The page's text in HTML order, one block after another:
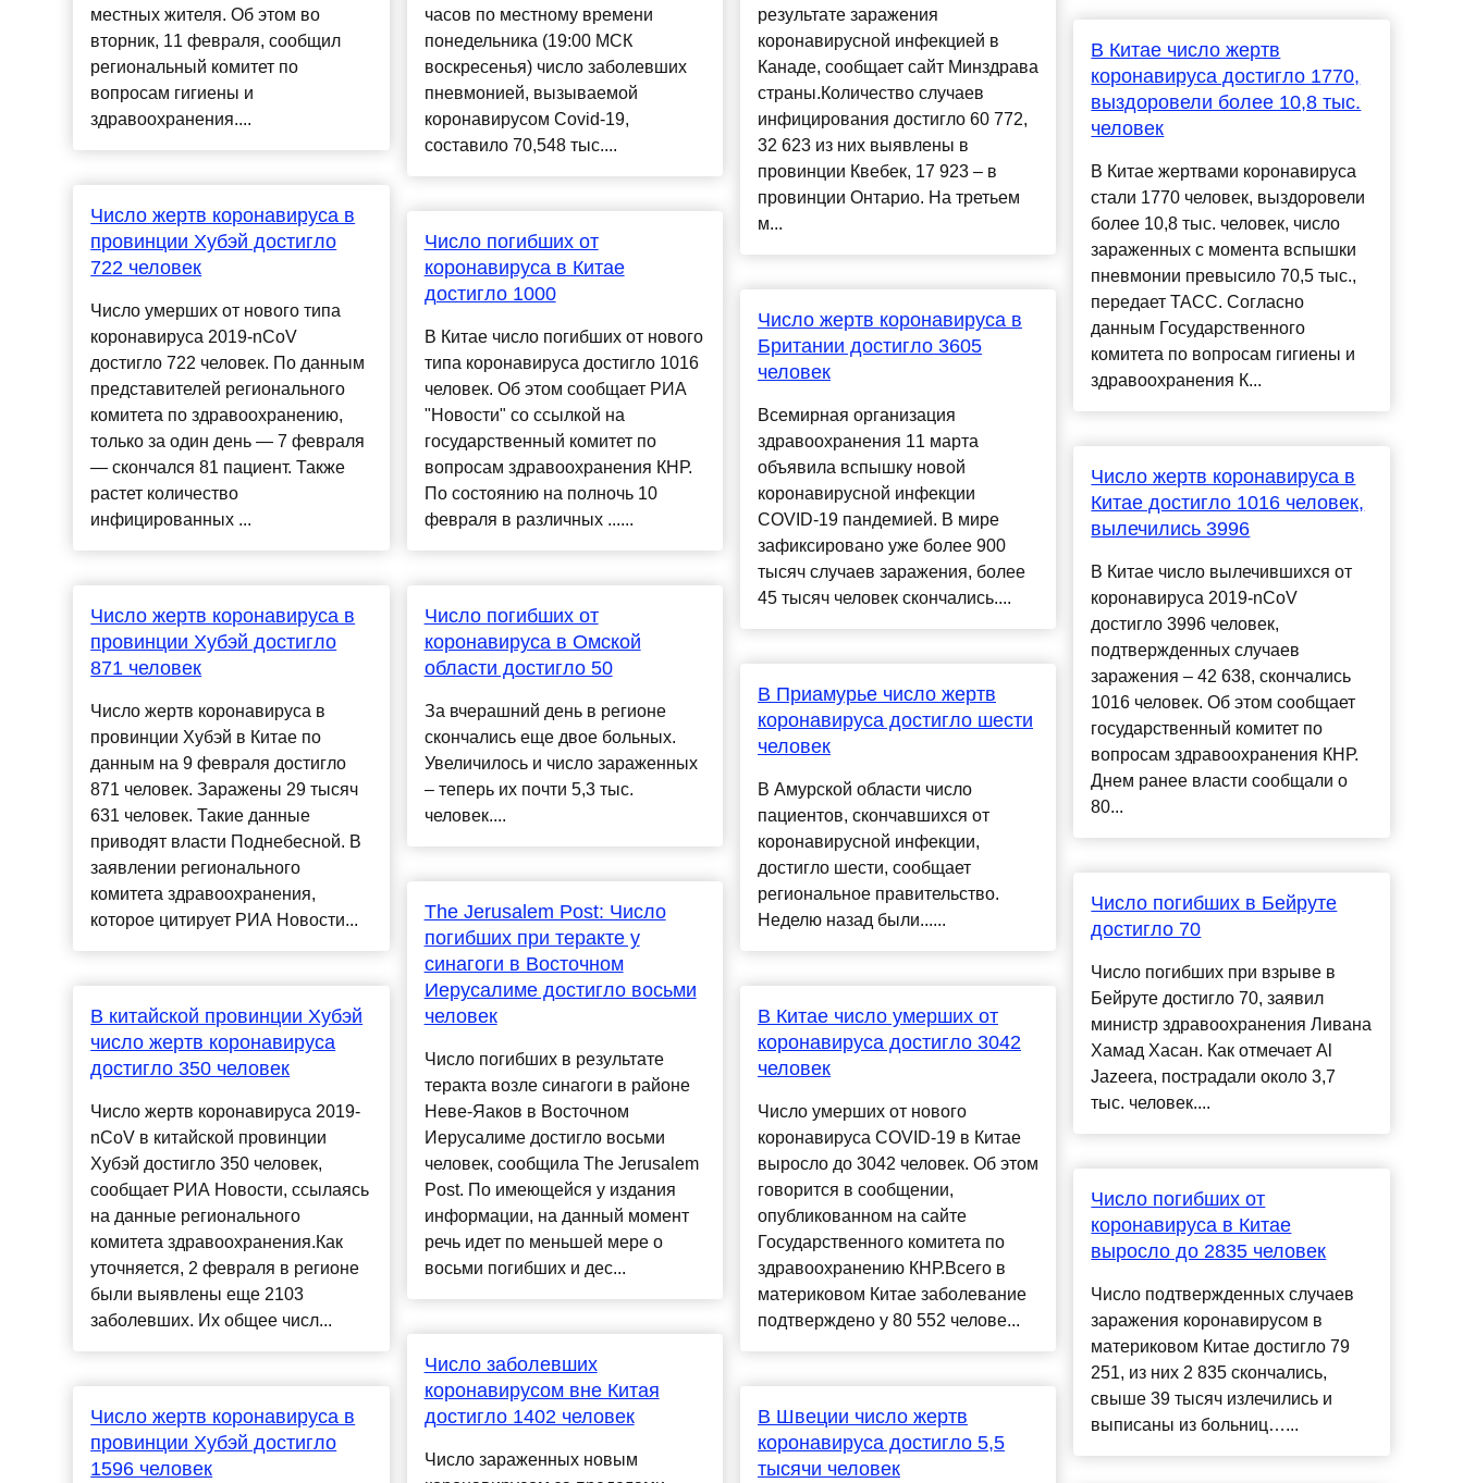
местных жителя. Об этом во
вторник, 11 февраля, сообщил
региональный комитет по
вопросам гигиены и
здравоохранения....
Число жертв коронавируса в
провинции Хубэй достигло
722 человек
Число умерших от нового типа
коронавируса 2019-nCoV
достигло 722 человек. По данным
представителей регионального
комитета по здравоохранению,
только за один день — 7 февраля
— скончался 81 пациент. Также
растет количество
инфицированных ...
Число жертв коронавируса в
провинции Хубэй достигло
871 человек
Число жертв коронавируса в
провинции Хубэй в Китае по
данным на 9 февраля достигло
871 человек. Заражены 29 тысяч
631 человек. Такие данные
приводят власти Поднебесной. В
заявлении регионального
комитета здравоохранения,
которое цитирует РИА Новости...
В китайской провинции Хубэй
число жертв коронавируса
достигло 350 человек
Число жертв коронавируса 2019-
nCoV в китайской провинции
Хубэй достигло 350 человек,
сообщает РИА Новости, ссылаясь
на данные регионального
комитета здравоохранения.Как
уточняется, 2 февраля в регионе
были выявлены еще 2103
заболевших. Их общее числ...
Число жертв коронавируса в
провинции Хубэй достигло
1596 человек
часов по местному времени
понедельника (19:00 МСК
воскресенья) число заболевших
пневмонией, вызываемой
коронавирусом Covid-19,
составило 70,548 тыс....
Число погибших от
коронавируса в Китае
достигло 1000
В Китае число погибших от нового
типа коронавируса достигло 1016
человек. Об этом сообщает РИА
"Новости" со ссылкой на
государственный комитет по
вопросам здравоохранения КНР.
По состоянию на полночь 10
февраля в различных ......
Число погибших от
коронавируса в Омской
области достигло 50
За вчерашний день в регионе
скончались еще двое больных.
Увеличилось и число зараженных
– теперь их почти 5,3 тыс.
человек....
The Jerusalem Post: Число
погибших при теракте у
синагоги в Восточном
Иерусалиме достигло восьми
человек
Число погибших в результате
теракта возле синагоги в районе
Неве-Яаков в Восточном
Иерусалиме достигло восьми
человек, сообщила The Jerusalem
Post. По имеющейся у издания
информации, на данный момент
речь идет по меньшей мере о
восьми погибших и дес...
Число заболевших
коронавирусом вне Китая
достигло 1402 человек
Число зараженных новым
результате заражения
коронавирусной инфекцией в
Канаде, сообщает сайт Минздрава
страны.Количество случаев
инфицирования достигло 60 772,
32 623 из них выявлены в
провинции Квебек, 17 923 – в
провинции Онтарио. На третьем
м...
Число жертв коронавируса в
Британии достигло 3605
человек
Всемирная организация
здравоохранения 11 марта
объявила вспышку новой
коронавирусной инфекции
COVID-19 пандемией. В мире
зафиксировано уже более 900
тысяч случаев заражения, более
45 тысяч человек скончались....
В Приамурье число жертв
коронавируса достигло шести
человек
В Амурской области число
пациентов, скончавшихся от
коронавирусной инфекции,
достигло шести, сообщает
региональное правительство.
Неделю назад были......
В Китае число умерших от
коронавируса достигло 3042
человек
Число умерших от нового
коронавируса COVID-19 в Китае
выросло до 3042 человек. Об этом
говорится в сообщении,
опубликованном на сайте
Государственного комитета по
здравоохранению КНР.Всего в
материковом Китае заболевание
подтверждено у 80 552 челове...
В Швеции число жертв
коронавируса достигло 5,5
тысячи человек
В Китае число жертв
коронавируса достигло 1770,
выздоровели более 10,8 тыс.
человек
В Китае жертвами коронавируса
стали 1770 человек, выздоровели
более 10,8 тыс. человек, число
зараженных с момента вспышки
пневмонии превысило 70,5 тыс.,
передает ТАСС. Согласно
данным Государственного
комитета по вопросам гигиены и
здравоохранения К...
Число жертв коронавируса в
Китае достигло 1016 человек,
вылечились 3996
В Китае число вылечившихся от
коронавируса 2019-nCoV
достигло 3996 человек,
подтвержденных случаев
заражения – 42 638, скончались
1016 человек. Об этом сообщает
государственный комитет по
вопросам здравоохранения КНР.
Днем ранее власти сообщали о
80...
Число погибших в Бейруте
достигло 70
Число погибших при взрыве в
Бейруте достигло 70, заявил
министр здравоохранения Ливана
Хамад Хасан. Как отмечает Al
Jazeera, пострадали около 3,7
тыс. человек....
Число погибших от
коронавируса в Китае
выросло до 2835 человек
Число подтвержденных случаев
заражения коронавирусом в
материковом Китае достигло 79
251, из них 2 835 скончались,
свыше 39 тысяч излечились и
выписаны из больниц…...